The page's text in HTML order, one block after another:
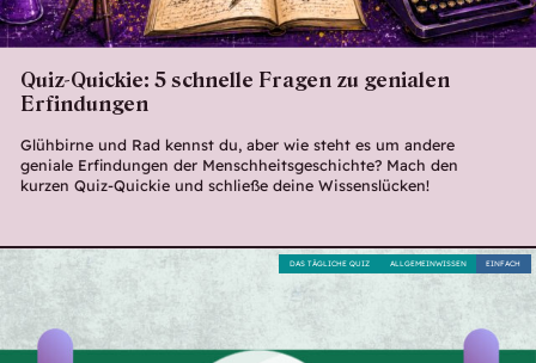
Quiz-Quickie: 5 schnelle Fragen zu genialen
Erfindungen
Glühbirne und Rad kennst du, aber wie steht es um andere
geniale Erfindungen der Menschheitsgeschichte? Mach den
kurzen Quiz-Quickie und schließe deine Wissenslücken!
EINFACH
ALLGEMEINWISSEN
DAS TÄGLICHE QUIZ